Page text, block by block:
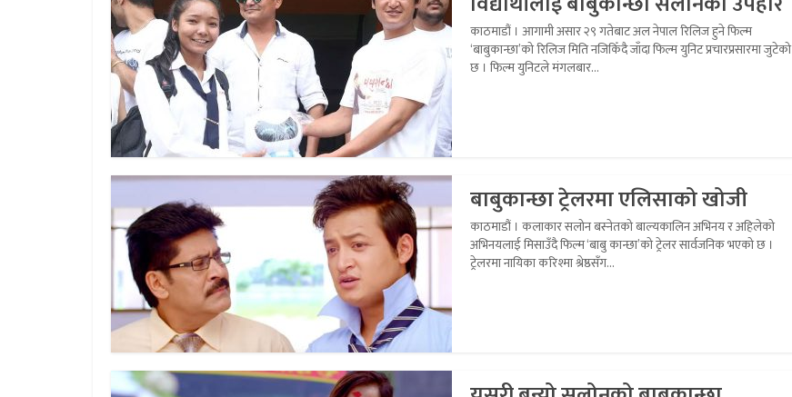
काठमाडौं । आगामी असार २९ गतेबाट अल नेपाल रिलिज हुने फिल्म
‘बाबुकान्छा’को रिलिज मिति नजिकिँदै जाँदा फिल्म युनिट प्रचारप्रसारमा जुटेको
छ । फिल्म युनिटले मंगलबार...
बाबुकान्छा ट्रेलरमा एलिसाको खोजी
काठमाडौं । कलाकार सलोन बस्नेतको बाल्यकालिन अभिनय र अहिलेको
अभिनयलाई मिसाउँदै फिल्म ‘बाबु कान्छा’को ट्रेलर सार्वजनिक भएको छ ।
ट्रेलरमा नायिका करिश्मा श्रेष्ठसँग...